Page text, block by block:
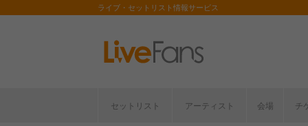
ライブ・セットリスト情報サービス
セットリスト アーティスト 会場 チ